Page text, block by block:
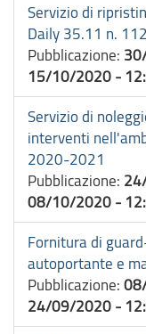
Servizio di
Daily 35.11 n.
Pubblicazione:
15/10/2020 -
Servizio di
interventi
2020-2021
Pubblicazione:
08/10/2020 -
Fornitura di
autoportante e
Pubblicazione:
24/09/2020 -